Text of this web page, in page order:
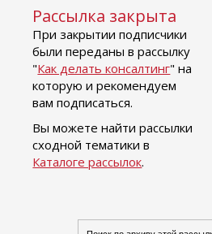
Рассылка закрыта
При закрытии подписчики
были переданы в рассылку
"Как делать консалтинг" на
которую и рекомендуем
вам подписаться.
Вы можете найти рассылки
сходной тематики в
Каталоге рассылок.